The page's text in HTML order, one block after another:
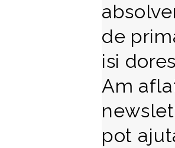
de
isi
Am
pot